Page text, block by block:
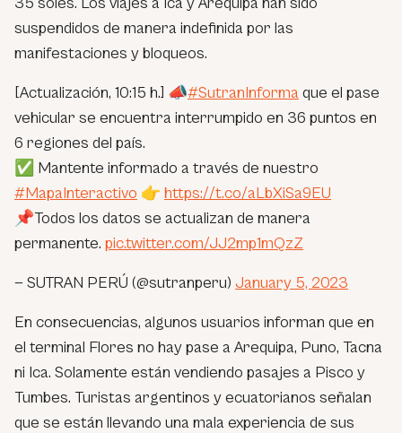
suspendidos de manera indefinida por las
manifestaciones y bloqueos.
[Actualización, 10:15 h.] 📣#SutranInforma que el pase
vehicular se encuentra interrumpido en 36 puntos en
6 regiones del país.
✅ Mantente informado a través de nuestro
#MapaInteractivo 👉 https://t.co/aLbXiSa9EU
📌Todos los datos se actualizan de manera
permanente. pic.twitter.com/JJ2mp1mQzZ
— SUTRAN PERÚ (@sutranperu) January 5, 2023
En consecuencias, algunos usuarios informan que en
el terminal Flores no hay pase a Arequipa, Puno, Tacna
ni Ica. Solamente están vendiendo pasajes a Pisco y
Tumbes. Turistas argentinos y ecuatorianos señalan
que se están llevando una mala experiencia de sus